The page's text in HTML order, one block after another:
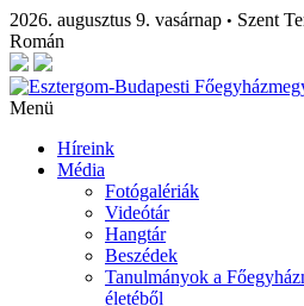
2026. augusztus 9. vasárnap • Szent
Román
Menü
Híreink
Média
Fotógalériák
Videótár
Hangtár
Beszédek
Tanulmányok a
életéből